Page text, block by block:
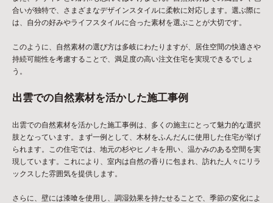
合いが独特で、さまざまなデザインスタイルに柔軟に対応します。選ぶ際に
は、自分の好みやライフスタイルに合った素材を選ぶことが大切です。
このように、自然素材の選び方は多岐にわたりますが、居住空間の快適さや
持続可能性を考慮することで、満足度の高い注文住宅を実現できるでしょ
う。
出雲での自然素材を活かした施工事例
出雲での自然素材を活かした施工事例は、多くの施主にとって魅力的な選択
肢となっています。まず一例として、木材をふんだんに使用した住宅が挙げ
られます。この住宅では、地元の杉やヒノキを用い、温かみのある空間を実
現しています。これにより、室内は自然の香りに包まれ、訪れた人々にリラ
ックスした雰囲気を提供します。
さらに、壁には漆喰を使用し、調湿効果を持たせることで、季節の変化によ